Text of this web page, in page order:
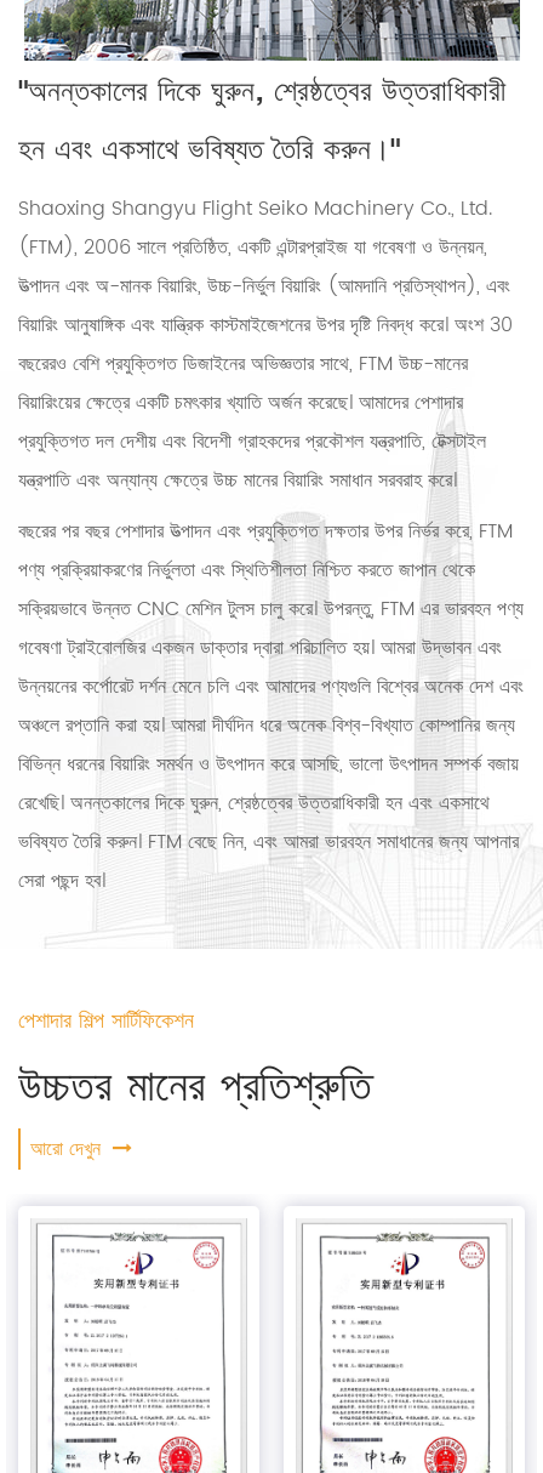
"অনন্তকালের দিকে ঘুরুন, শ্রেষ্ঠত্বের উত্তরাধিকারী
হন এবং একসাথে ভবিষ্যত তৈরি করুন।"
Shaoxing Shangyu Flight Seiko Machinery Co., Ltd.
(FTM), 2006 সালে প্রতিষ্ঠিত, একটি এন্টারপ্রাইজ যা গবেষণা ও উন্নয়ন,
উত্পাদন এবং অ-মানক বিয়ারিং, উচ্চ-নির্ভুল বিয়ারিং (আমদানি প্রতিস্থাপন), এবং
বিয়ারিং আনুষাঙ্গিক এবং যান্ত্রিক কাস্টমাইজেশনের উপর দৃষ্টি নিবদ্ধ করে। অংশ 30
বছরেরও বেশি প্রযুক্তিগত ডিজাইনের অভিজ্ঞতার সাথে, FTM উচ্চ-মানের
বিয়ারিংয়ের ক্ষেত্রে একটি চমৎকার খ্যাতি অর্জন করেছে। আমাদের পেশাদার
প্রযুক্তিগত দল দেশীয় এবং বিদেশী গ্রাহকদের প্রকৌশল যন্ত্রপাতি, টেক্সটাইল
যন্ত্রপাতি এবং অন্যান্য ক্ষেত্রে উচ্চ মানের বিয়ারিং সমাধান সরবরাহ করে।
বছরের পর বছর পেশাদার উত্পাদন এবং প্রযুক্তিগত দক্ষতার উপর নির্ভর করে, FTM
পণ্য প্রক্রিয়াকরণের নির্ভুলতা এবং স্থিতিশীলতা নিশ্চিত করতে জাপান থেকে
সক্রিয়ভাবে উন্নত CNC মেশিন টুলস চালু করে। উপরন্তু, FTM এর ভারবহন পণ্য
গবেষণা ট্রাইবোলজির একজন ডাক্তার দ্বারা পরিচালিত হয়। আমরা উদ্ভাবন এবং
উন্নয়নের কর্পোরেট দর্শন মেনে চলি এবং আমাদের পণ্যগুলি বিশ্বের অনেক দেশ এবং
অঞ্চলে রপ্তানি করা হয়। আমরা দীর্ঘদিন ধরে অনেক বিশ্ব-বিখ্যাত কোম্পানির জন্য
বিভিন্ন ধরনের বিয়ারিং সমর্থন ও উৎপাদন করে আসছি, ভালো উৎপাদন সম্পর্ক বজায়
রেখেছি। অনন্তকালের দিকে ঘুরুন, শ্রেষ্ঠত্বের উত্তরাধিকারী হন এবং একসাথে
ভবিষ্যত তৈরি করুন। FTM বেছে নিন, এবং আমরা ভারবহন সমাধানের জন্য আপনার
সেরা পছন্দ হব।
পেশাদার শিল্প সার্টিফিকেশন
উচ্চতর মানের প্রতিশ্রুতি
আরো দেখুন